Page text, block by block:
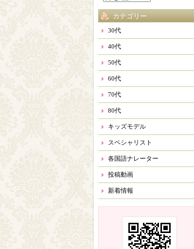
の
記
事
カテゴリー
30代
40代
50代
60代
70代
80代
キッズモデル
スペシャリスト
各国語ナレーター
投稿動画
新着情報